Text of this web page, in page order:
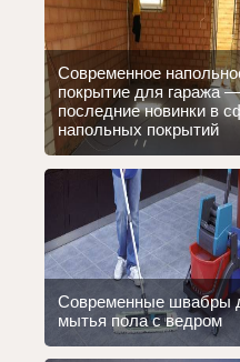
Современное
покрытие для гаража —
последние новинки в
напольных покрытий
Современные швабры
мытья пола с ведром